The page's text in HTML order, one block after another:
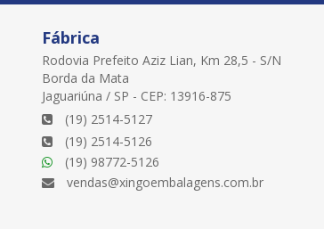
Fábrica
Rodovia Prefeito Aziz Lian, Km 28,5 - S/N
Borda da Mata
Jaguariúna / SP - CEP: 13916-875
(19) 2514-5127
(19) 2514-5126
(19) 98772-5126
vendas@xingoembalagens.com.br